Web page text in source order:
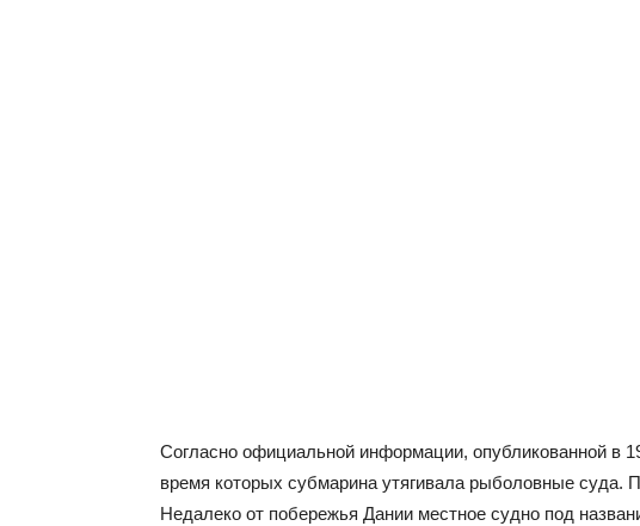
Согласно официальной информации, опубликованной в
время которых субмарина утягивала рыболовные суда.
Недалеко от побережья Дании местное судно под